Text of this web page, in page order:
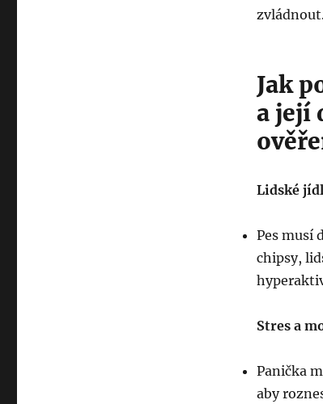
Jak
a její
Lidské
Pes musí
chipsy,
Stres a
Panička
aby